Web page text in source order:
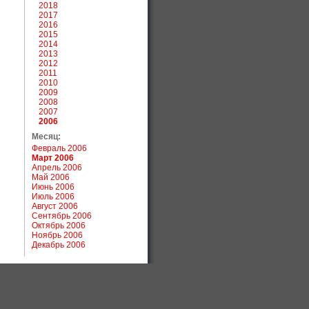
2018
2017
2016
2015
2014
2013
2012
2011
2010
2009
2008
2007
2006
Месяц:
Февраль 2006
Март 2006
Апрель 2006
Май 2006
Июнь 2006
Июль 2006
Август 2006
Сентябрь 2006
Октябрь 2006
Ноябрь 2006
Декабрь 2006